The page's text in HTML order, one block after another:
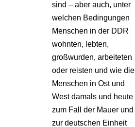
sind – aber auch, unter
welchen Bedingungen
Menschen in der DDR
wohnten, lebten,
großwurden, arbeiteten
oder reisten und wie die
Menschen in Ost und
West damals und heute
zum Fall der Mauer und
zur deutschen Einheit